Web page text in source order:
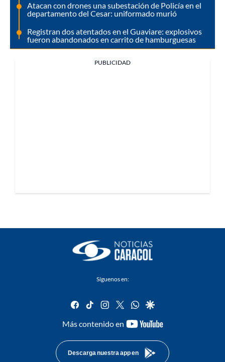
Atacan con drones una subestación de Policía en el
departamento del Cesar: uniformado murió
Registran dos atentados en el Guaviare: explosivos
fueron abandonados en carrito de hamburguesas
PUBLICIDAD
Síguenos en:
facebook
tiktok instagram
twitterwhatsapp
google
Más contenido en
youtube-
Descarga nuestra app en